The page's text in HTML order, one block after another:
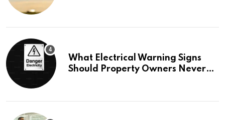
What Electrical Warning Signs
Should Property Owners Never